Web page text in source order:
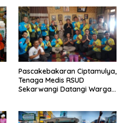
Pascakebakaran Ciptamulya,
Tenaga Medis RSUD
Sekarwangi Datangi Warga